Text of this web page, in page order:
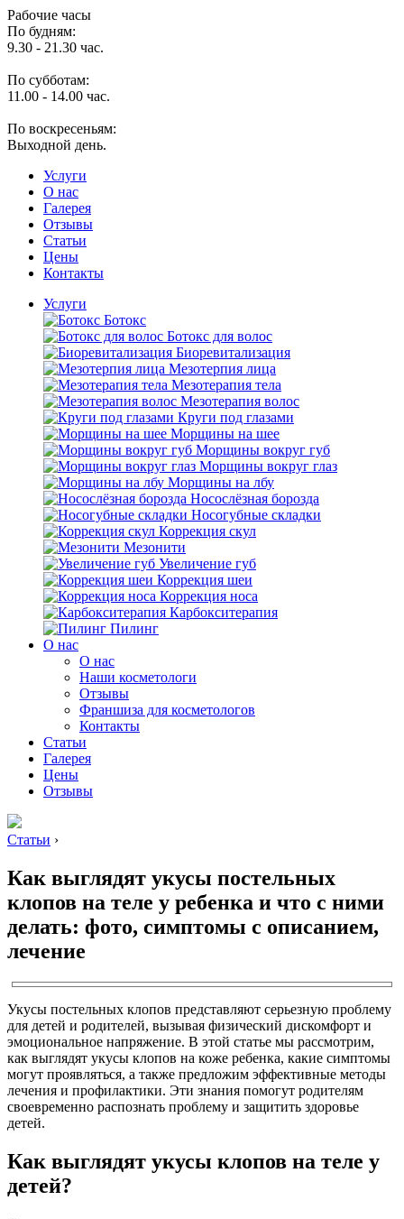
Рабочие часы
По будням:
9.30 - 21.30 час.
По субботам:
11.00 - 14.00 час.
По воскресеньям:
Выходной день.
Услуги
O нас
Галерея
Отзывы
Статьи
Цены
Контакты
Услуги
Ботокс
Ботокс для волос
Биоревитализация
Мезотерпия лица
Мезотерапия тела
Мезотерапия волос
Круги под глазами
Морщины на шее
Морщины вокруг губ
Морщины вокруг глаз
Морщины на лбу
Носослёзная борозда
Носогубные складки
Коррекция скул
Мезонити
Увеличение губ
Коррекция шеи
Коррекция носа
Карбокситерапия
Пилинг
O нас
O нас
Наши косметологи
Отзывы
Франшиза для косметологов
Контакты
Статьи
Галерея
Цены
Отзывы
Статьи ›
Как выглядят укусы постельных
клопов на теле у ребенка и что с ними
делать: фото, симптомы с описанием,
лечение
Укусы постельных клопов представляют серьезную проблему
для детей и родителей, вызывая физический дискомфорт и
эмоциональное напряжение. В этой статье мы рассмотрим,
как выглядят укусы клопов на коже ребенка, какие симптомы
могут проявляться, а также предложим эффективные методы
лечения и профилактики. Эти знания помогут родителям
своевременно распознать проблему и защитить здоровье
детей.
Как выглядят укусы клопов на теле у
детей?